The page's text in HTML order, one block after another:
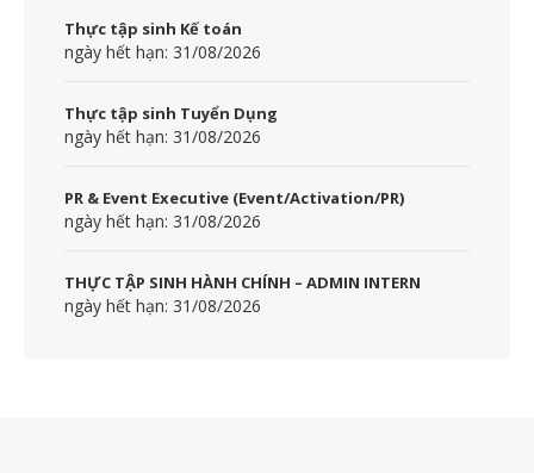
Thực tập sinh Kế toán
ngày hết hạn: 31/08/2026
Thực tập sinh Tuyển Dụng
ngày hết hạn: 31/08/2026
PR & Event Executive (Event/Activation/PR)
ngày hết hạn: 31/08/2026
THỰC TẬP SINH HÀNH CHÍNH – ADMIN INTERN
ngày hết hạn: 31/08/2026